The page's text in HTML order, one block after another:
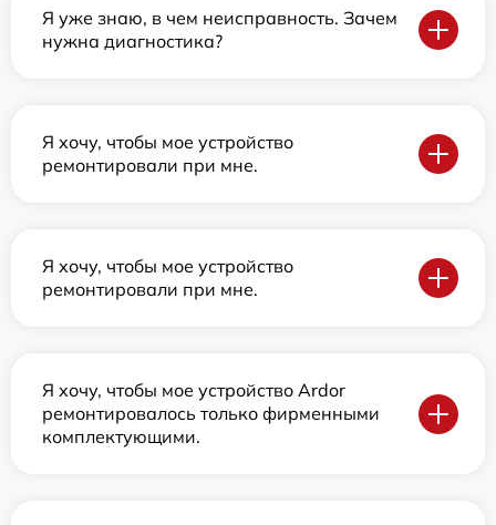
Я уже знаю, в чем неисправность. Зачем
нужна диагностика?
Я хочу, чтобы мое устройство
ремонтировали при мне.
Я хочу, чтобы мое устройство
ремонтировали при мне.
Я хочу, чтобы мое устройство Ardor
ремонтировалось только фирменными
комплектующими.